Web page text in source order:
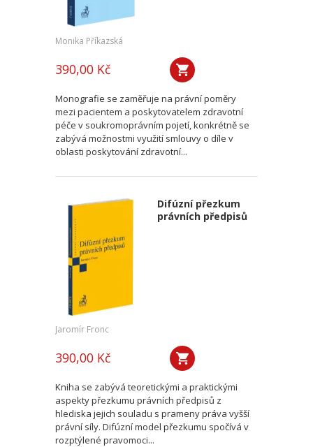
Monika Příkazská
390,00 Kč
Monografie se zaměřuje na právní poměry
mezi pacientem a poskytovatelem zdravotní
péče v soukromoprávním pojetí, konkrétně se
zabývá možnostmi využití smlouvy o díle v
oblasti poskytování zdravotní...
Difúzní přezkum
právních předpisů
Jaromír Fronc
390,00 Kč
Kniha se zabývá teoretickými a praktickými
aspekty přezkumu právních předpisů z
hlediska jejich souladu s prameny práva vyšší
právní síly. Difúzní model přezkumu spočívá v
rozptýlené pravomoci...